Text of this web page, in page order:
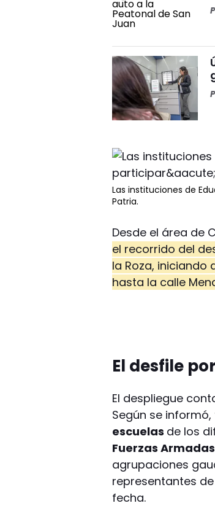
Las instituciones de
Patria.
Desde el área de
el recorrido del
la Roza, iniciando
hasta la calle
El desfile
El despliegue
Según se
escuelas de los
Fuerzas
agrupaciones
representantes
fecha.